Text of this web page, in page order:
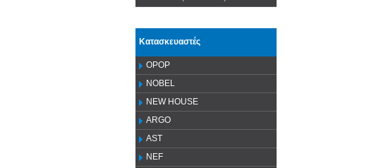
Κατασκευαστές
OPOP
NOBEL
NEW HOUSE
ARGO
AST
NEF